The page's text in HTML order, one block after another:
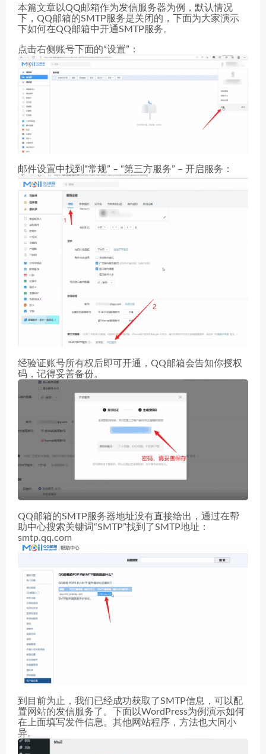
本篇文章以QQ邮箱作为发信服务器为例，默认情况
下，QQ邮箱的SMTP服务是关闭的，下面为大家演示
下如何在QQ邮箱中开通SMTP服务。
点击右侧账号下面的“设置”：
邮件设置中找到“常规” – “第三方服务” – 开启服务：
经验证账号所有权后即可开通，QQ邮箱会告知你授权
码，记得妥善备份。
QQ邮箱的SMTP服务器地址没有直接给出，通过在帮
助中心搜索关键词“SMTP”找到了SMTP地址：
smtp.qq.com
到目前为止，我们已经成功获取了SMTP信息，可以配
置网站的发信服务了。下面以WordPress为例演示如何
在上面填写发件信息。其他网站程序，方法也大同小
异。